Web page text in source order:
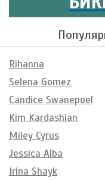
Rihanna
Selena Gomez
Candice Swanepoel
Kim Kardashian
Miley Cyrus
Jessica Alba
Irina Shayk